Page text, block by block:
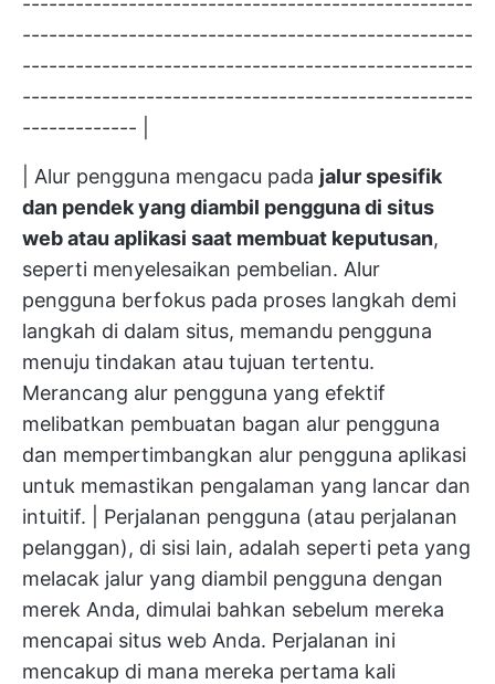
---------------------------------------------------
---------------------------------------------------
---------------------------------------------------
------------- |
| Alur pengguna mengacu pada jalur spesifik
dan pendek yang diambil pengguna di situs
web atau aplikasi saat membuat keputusan,
seperti menyelesaikan pembelian. Alur
pengguna berfokus pada proses langkah demi
langkah di dalam situs, memandu pengguna
menuju tindakan atau tujuan tertentu.
Merancang alur pengguna yang efektif
melibatkan pembuatan bagan alur pengguna
dan mempertimbangkan alur pengguna aplikasi
untuk memastikan pengalaman yang lancar dan
intuitif. | Perjalanan pengguna (atau perjalanan
pelanggan), di sisi lain, adalah seperti peta yang
melacak jalur yang diambil pengguna dengan
merek Anda, dimulai bahkan sebelum mereka
mencapai situs web Anda. Perjalanan ini
mencakup di mana mereka pertama kali